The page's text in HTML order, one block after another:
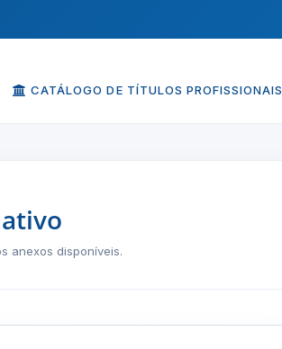
CATÁLOGO DE TÍTULOS PROFISSIONAIS
anexos disponíveis.